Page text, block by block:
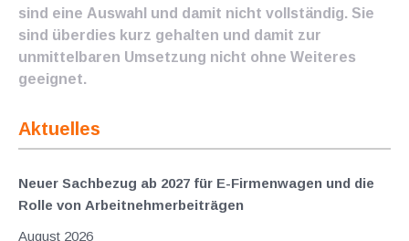
sind eine Auswahl und damit nicht vollständig. Sie
sind überdies kurz gehalten und damit zur
unmittelbaren Umsetzung nicht ohne Weiteres
geeignet.
Aktuelles
Neuer Sachbezug ab 2027 für E-Firmenwagen und die
Rolle von Arbeitnehmer​­beiträgen
August 2026